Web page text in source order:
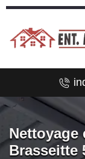
Nettoyage
Brasseitte